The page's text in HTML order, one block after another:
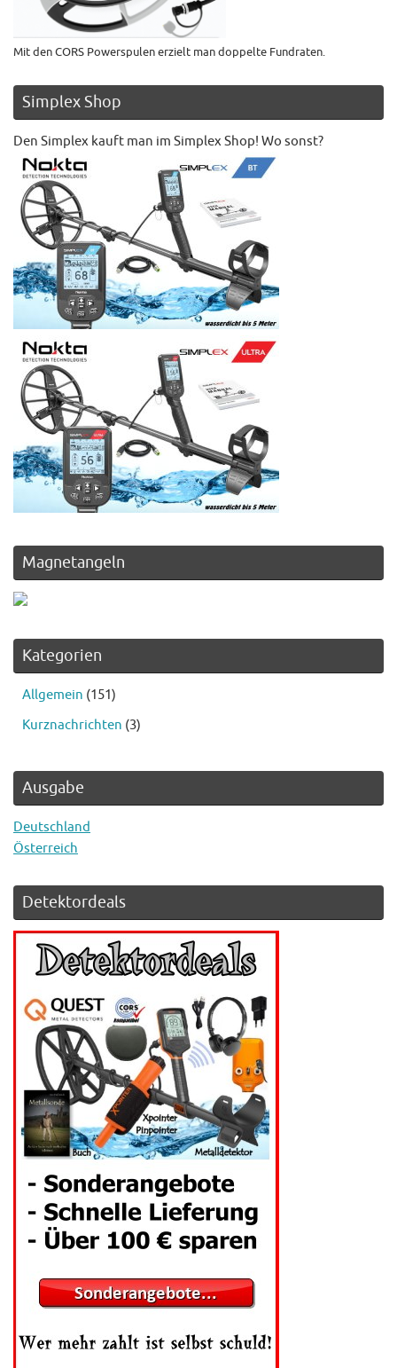
Mit den CORS Powerspulen erzielt man doppelte Fundraten.
Simplex Shop
Den Simplex kauft man im Simplex Shop! Wo sonst?
Magnetangeln
Kategorien
Allgemein (151)
Kurznachrichten (3)
Ausgabe
Deutschland
Österreich
Detektordeals